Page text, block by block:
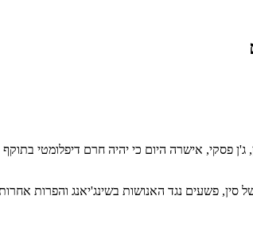
מזכירת העיתונות של הבית הלבן, ג'ן פסקי, אישרה היום כי יהיה חרם
למשחקי החורף או למשחקים הפראלימפיים בבייג'ין 2022 לאור רצח העם המתמשך של סין, פשעים נגד